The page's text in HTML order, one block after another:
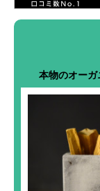
本物のオー